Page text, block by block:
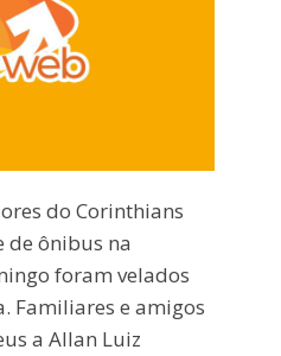
do Corinthians
de ônibus na
foram velados
Familiares e amigos
a Allan Luiz